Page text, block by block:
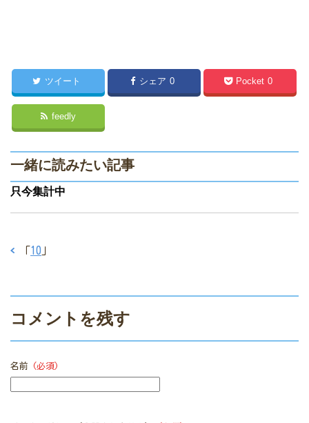
ツイート シェア 0 Pocket 0
feedly
一緒に読みたい記事
只今集計中
「10 」
コメントを残す
名前 (必須)